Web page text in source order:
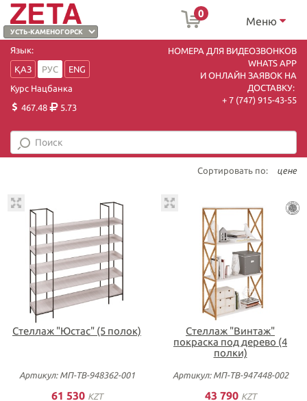
0
Меню
Язык:
ҚАЗ
РУС
ENG
Курс Нацбанка
467.48
5.73
НОМЕРА ДЛЯ ВИДЕОЗВОНКОВ
WHATS APP
И ОНЛАЙН ЗАЯВОК НА
ДОСТАВКУ:
+ 7 (747) 915-43-55
Сортировать по: цене
Стеллаж "Юстас" (5 полок)
Артикул: МП-ТВ-948362-001
61 530 KZT
Стеллаж "Винтаж"
покраска под дерево (4
полки)
Артикул: МП-ТВ-947448-002
43 790 KZT